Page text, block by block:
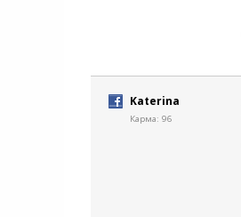
Katerina
Карма: 96